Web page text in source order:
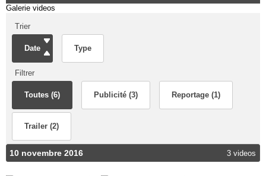
Galerie videos
Trier
Date Type
Filtrer
Toutes (6) Publicité (3) Reportage (1)
Trailer (2)
10 novembre 2016 3 videos